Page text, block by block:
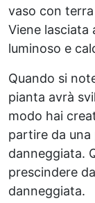
vaso con
Viene lasciata
luminoso e
Quando si
pianta avrà
modo hai
partire da una
danneggiata.
prescindere
danneggiata.